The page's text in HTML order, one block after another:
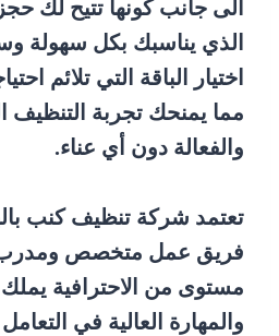
الى جانب كونها تتيح لك
الذي يناسبك بكل سهولة
اختيار الباقة التي تلائم
مما يمنحك تجربة التنظيف
والفعالة دون أي عناء.
تعتمد شركة تنظيف كنب
فريق عمل متخصص
مستوى من الاحترافية يملك
والمهارة العالية في